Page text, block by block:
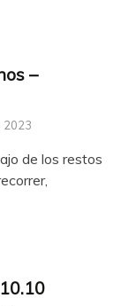
–
2023
de los restos